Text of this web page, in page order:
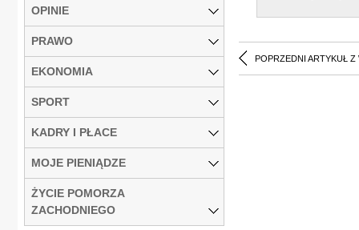
POPRZEDNI ARTYKUŁ Z
OPINIE
PRAWO
EKONOMIA
SPORT
KADRY I PŁACE
MOJE PIENIĄDZE
ŻYCIE POMORZA
ZACHODNIEGO